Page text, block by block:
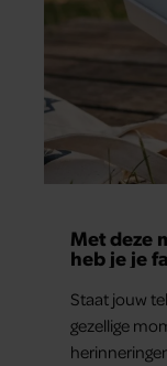
Met deze
heb je je
Staat jouw
gezellige